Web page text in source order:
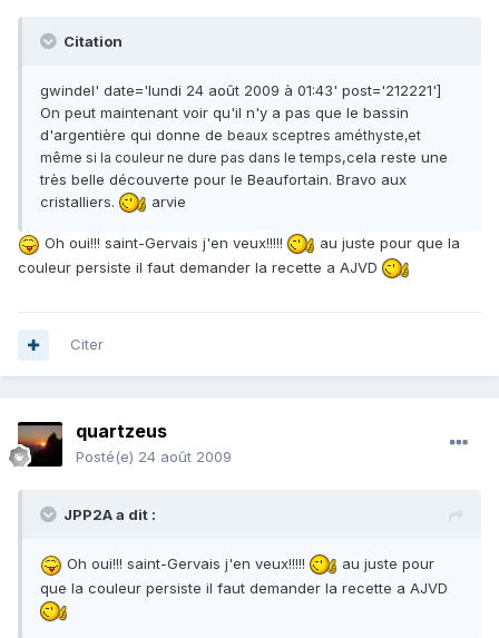
Citation
gwindel' date='lundi 24 août 2009 à 01:43' post='212221']
On peut maintenant voir qu'il n'y a pas que le bassin
d'argentière qui donne de beaux sceptres améthyste,et
même si la couleur ne dure pas dans le temps,cela reste une
très belle découverte pour le Beaufortain. Bravo aux
cristalliers.
arvie
Oh oui!!! saint-Gervais j'en veux!!!!!
au juste pour que la
couleur persiste il faut demander la recette a AJVD
Citer
quartzeus
Posté(e) 24 août 2009
JPP2A a dit :
Oh oui!!! saint-Gervais j'en veux!!!!!
au juste pour
que la couleur persiste il faut demander la recette a AJVD